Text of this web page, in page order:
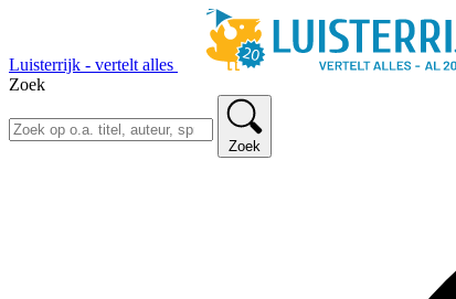
Luisterrijk - vertelt alles
Zoek
Zoek